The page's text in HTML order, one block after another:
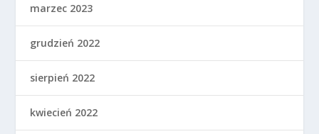
marzec 2023
grudzień 2022
sierpień 2022
kwiecień 2022